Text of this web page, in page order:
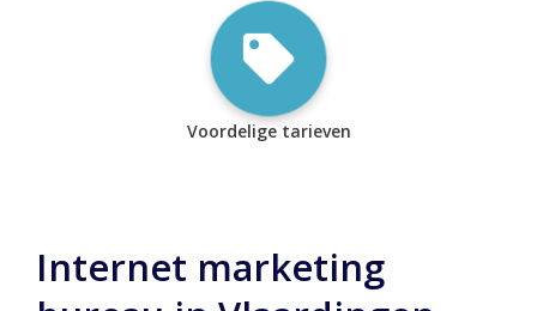
Voordelige tarieven
Internet marketing